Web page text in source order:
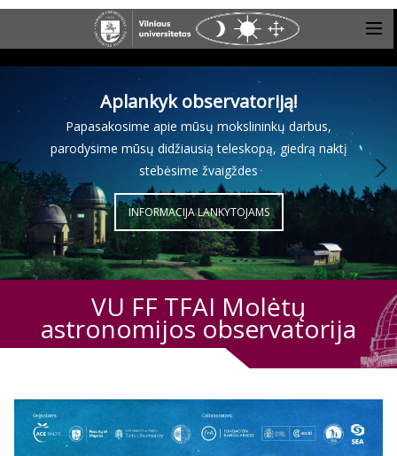
Aplankyk observatoriją!
Papasakosime apie mūsų mokslininkų darbus,
parodysime mūsų didžiausią teleskopą, giedrą naktį
stebėsime žvaigždes
INFORMACIJA LANKYTOJAMS
VU FF TFAI Molėtų
astronomijos observatorija